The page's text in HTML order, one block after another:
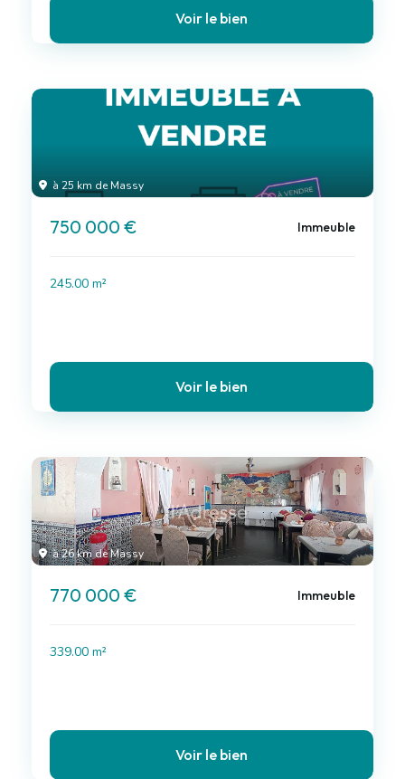
Voir le bien
à 25 km de Massy
750 000 € Immeuble
245.00 m²
Voir le bien
à 26 km de Massy
770 000 € Immeuble
339.00 m²
Voir le bien